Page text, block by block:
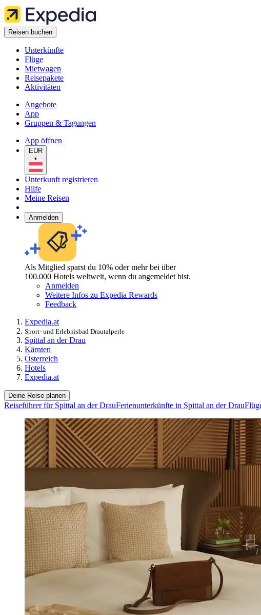
Reisen buchen
Unterkünfte
Flüge
Mietwagen
Reisepakete
Aktivitäten
Angebote
App
Gruppen & Tagungen
App öffnen
EUR
•
Unterkunft registrieren
Hilfe
Meine Reisen
Anmelden
Als Mitglied sparst du 10% oder mehr bei über
100.000 Hotels weltweit, wenn du angemeldet bist.
Anmelden
Weitere Infos zu Expedia Rewards
Feedback
Expedia.at
Sport- und Erlebnisbad Drautalperle
Spittal an der Drau
Kärnten
Österreich
Hotels
Expedia.at
Deine Reise planen
Reiseführer für Spittal an der DrauFerienunterkünfte in Spittal an der Drau